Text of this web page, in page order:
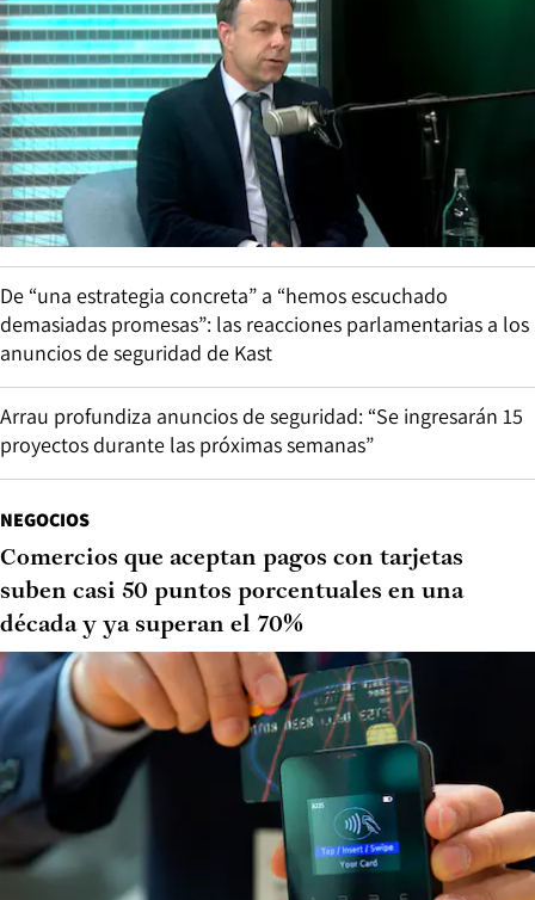
De “una estrategia concreta” a “hemos escuchado
demasiadas promesas”: las reacciones parlamentarias a los
anuncios de seguridad de Kast
Arrau profundiza anuncios de seguridad: “Se ingresarán 15
proyectos durante las próximas semanas”
NEGOCIOS
Comercios que aceptan pagos con tarjetas
suben casi 50 puntos porcentuales en una
década y ya superan el 70%